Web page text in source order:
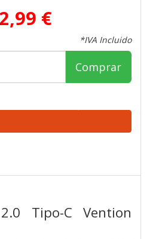
2,99 €
*IVA Incluido
Comprar
Tipo-C Vention